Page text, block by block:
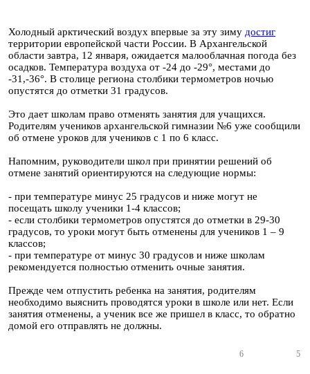
Холодный арктический воздух впервые за эту зиму достиг
территории европейской части России. В Архангельской
области завтра, 12 января, ожидается малооблачная погода без
осадков. Температура воздуха от -24 до -29°, местами до
-31,-36°. В столице региона столбики термометров ночью
опустятся до отметки 31 градусов.
Это дает школам право отменять занятия для учащихся.
Родителям учеников архангельской гимназии №6 уже сообщили
об отмене уроков для учеников с 1 по 6 класс.
Напомним, руководители школ при принятии решений об
отмене занятий ориентируются на следующие нормы:
- при температуре минус 25 градусов и ниже могут не
посещать школу ученики 1-4 классов;
- если столбики термометров опустятся до отметки в 29-30
градусов, то уроки могут быть отменены для учеников 1 – 9
классов;
- при температуре от минус 30 градусов и ниже школам
рекомендуется полностью отменить очные занятия.
Прежде чем отпустить ребенка на занятия, родителям
необходимо выяснить проводятся уроки в школе или нет. Если
занятия отменены, а ученик все же пришел в класс, то обратно
домой его отправлять не должны.
6 5